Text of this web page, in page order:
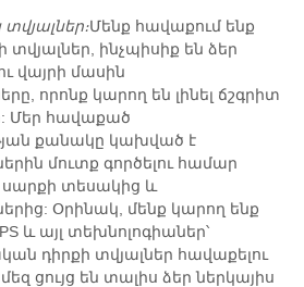
Մենք հավաքում ենք
տվյալներ, ինչպիսիք են ձեր
վայրի մասին
որոնք կարող են լինել ճշգրիտ
Մեր հավաքած
քանակը կախված է
մուտք գործելու համար
տեսակից և
Օրինակ, մենք կարող ենք
և այլ տեխնոլոգիաներ՝
դիրքի տվյալներ հավաքելու
ցույց են տալիս ձեր ներկայիս